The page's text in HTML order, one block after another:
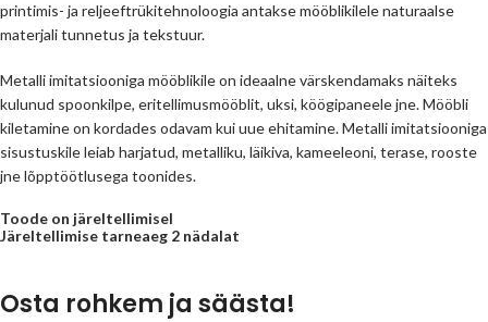
printimis- ja reljeeftrükitehnoloogia antakse mööblikilele naturaalse
materjali tunnetus ja tekstuur.
Metalli imitatsiooniga mööblikile on ideaalne värskendamaks näiteks
kulunud spoonkilpe, eritellimusmööblit, uksi, köögipaneele jne. Mööbli
kiletamine on kordades odavam kui uue ehitamine. Metalli imitatsiooniga
sisustuskile leiab harjatud, metalliku, läikiva, kameeleoni, terase, rooste
jne lõpptöötlusega toonides.
Toode on järeltellimisel
Järeltellimise tarneaeg 2 nädalat
Osta rohkem ja säästa!